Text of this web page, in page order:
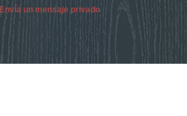
Envía un mensaje privado